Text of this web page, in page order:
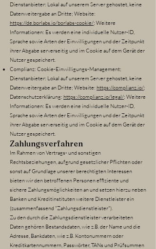
Dienstanbieter: Lokal auf unserem Server gehostet, keine
Datenweitergabe an Dritte; Website:
https://de.borlabs.io/borlabs-cookie/; Weitere
Informationen: Es werden eine individuelle Nutzer-ID,
Sprache sowie Arten der Einwilligungen und der Zeitpunkt
ihrer Abgabe serverseitig und im Cookie auf dem Gerät der
Nutzer gespeichert.
Complianz: Cookie-Einwilligungs-Management;
Dienstanbieter: Lokal auf unserem Server gehostet, keine
Datenweitergabe an Dritte; Website: https://complianz.io/;
Datenschutzerklärung: https://complianz.io/legal/; Weitere
Informationen: Es werden eine individuelle Nutzer-ID,
Sprache sowie Arten der Einwilligungen und der Zeitpunkt
ihrer Abgabe serverseitig und im Cookie auf dem Gerät der
Nutzer gespeichert.
Zahlungsverfahren
Im Rahmen von Vertrags- und sonstigen
Rechtsbeziehungen, aufgrund gesetzlicher Pflichten oder
sonst auf Grundlage unserer berechtigten Interessen
bieten wir den betroffenen Personen effiziente und
sichere Zahlungsmöglichkeiten an und setzen hierzu neben
Banken und Kreditinstituten weitere Dienstleister ein
(zusammenfassend "Zahlungsdienstleister").
Zu den durch die Zahlungsdienstleister verarbeiteten
Daten gehören Bestandsdaten, wie z.B. der Name und die
Adresse, Bankdaten, wie z.B. Kontonummern oder
Kreditkartennummern, Passwörter, TANs und Prüfsummen